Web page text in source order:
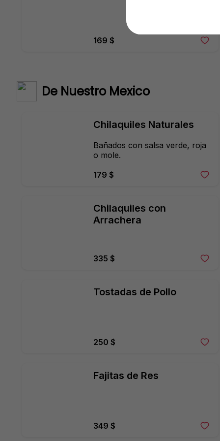
169 $
De Nuestro Mexico
Chilaquiles Naturales
Bañados con salsa verde, roja
o mole.
179 $
Chilaquiles con
Arrachera
335 $
Tostadas de Pollo
250 $
Fajitas de Res
349 $